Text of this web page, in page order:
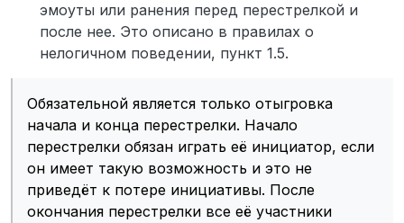
эмоуты или ранения перед перестрелкой и
после нее. Это описано в правилах о
нелогичном поведении, пункт 1.5.
Обязательной является только отыгровка
начала и конца перестрелки. Начало
перестрелки обязан играть её инициатор, если
он имеет такую возможность и это не
приведёт к потере инициативы. После
окончания перестрелки все её участники